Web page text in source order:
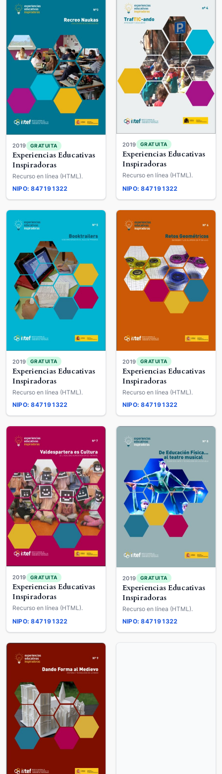
2019 GRATUITA
Experiencias Educativas
Inspiradoras
Recurso en línea (HTML).
NIPO: 847191322
2019 GRATUITA
Experiencias Educativas
Inspiradoras
Recurso en línea (HTML).
NIPO: 847191322
2019 GRATUITA
Experiencias Educativas
Inspiradoras
Recurso en línea (HTML).
NIPO: 847191322
2019 GRATUITA
Experiencias Educativas
Inspiradoras
Recurso en línea (HTML).
NIPO: 847191322
2019 GRATUITA
Experiencias Educativas
Inspiradoras
Recurso en línea (HTML).
NIPO: 847191322
2019 GRATUITA
Experiencias Educativas
Inspiradoras
Recurso en línea (HTML).
NIPO: 847191322